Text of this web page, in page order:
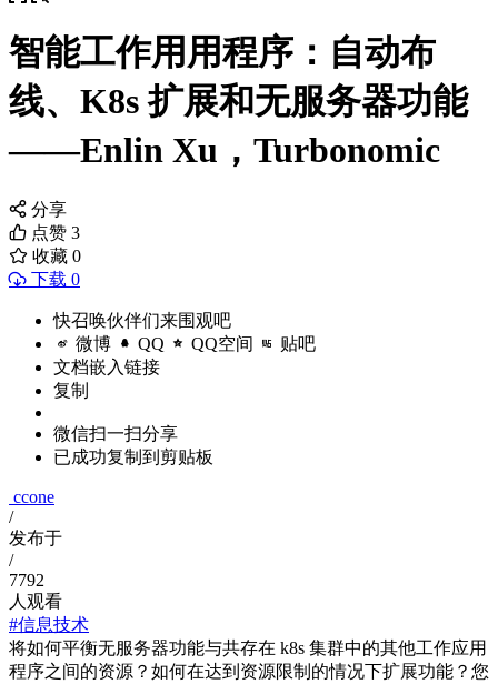
智能工作用用程序：自动布
线、K8s 扩展和无服务器功能
——Enlin Xu，Turbonomic
分享
点赞 3
收藏 0
下载 0
快召唤伙伴们来围观吧
微博 QQ QQ空间 贴吧
文档嵌入链接
复制
微信扫一扫分享
已成功复制到剪贴板
ccone
/
发布于
/
7792
人观看
#信息技术
将如何平衡无服务器功能与共存在 k8s 集群中的其他工作应用
程序之间的资源？如何在达到资源限制的情况下扩展功能？您